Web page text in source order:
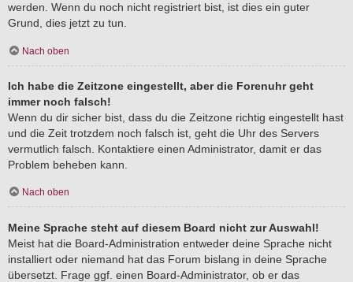
werden. Wenn du noch nicht registriert bist, ist dies ein guter
Grund, dies jetzt zu tun.
Nach oben
Ich habe die Zeitzone eingestellt, aber die Forenuhr geht
immer noch falsch!
Wenn du dir sicher bist, dass du die Zeitzone richtig eingestellt hast
und die Zeit trotzdem noch falsch ist, geht die Uhr des Servers
vermutlich falsch. Kontaktiere einen Administrator, damit er das
Problem beheben kann.
Nach oben
Meine Sprache steht auf diesem Board nicht zur Auswahl!
Meist hat die Board-Administration entweder deine Sprache nicht
installiert oder niemand hat das Forum bislang in deine Sprache
übersetzt. Frage ggf. einen Board-Administrator, ob er das